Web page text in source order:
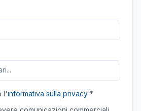
l'informativa sulla privacy *